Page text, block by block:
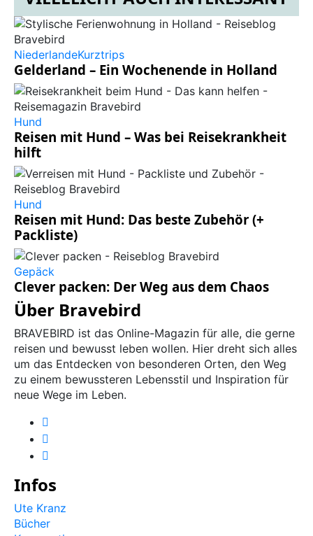
NiederlandeKurztrips
Gelderland – Ein Wochenende in Holland
Hund
Reisen mit Hund – Was bei Reisekrankheit
hilft
Hund
Reisen mit Hund: Das beste Zubehör (+
Packliste)
Gepäck
Clever packen: Der Weg aus dem Chaos
Über Bravebird
BRAVEBIRD ist das Online-Magazin für alle, die gerne
reisen und bewusst leben wollen. Hier dreht sich alles
um das Entdecken von besonderen Orten, den Weg
zu einem bewussteren Lebensstil und Inspiration für
neue Wege im Leben.
Infos
Ute Kranz
Bücher